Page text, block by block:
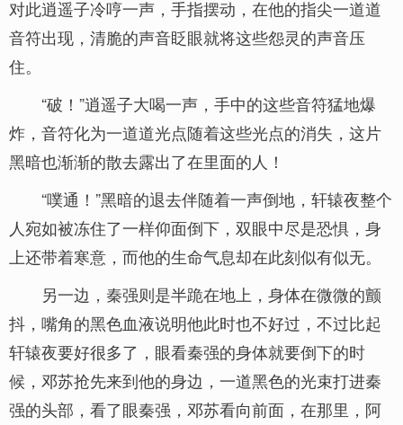
对此逍遥子冷哼一声，手指摆动，在他的指尖一道道
音符出现，清脆的声音眨眼就将这些怨灵的声音压
住。
“破！”逍遥子大喝一声，手中的这些音符猛地爆
炸，音符化为一道道光点随着这些光点的消失，这片
黑暗也渐渐的散去露出了在里面的人！
“噗通！”黑暗的退去伴随着一声倒地，轩辕夜整个
人宛如被冻住了一样仰面倒下，双眼中尽是恐惧，身
上还带着寒意，而他的生命气息却在此刻似有似无。
另一边，秦强则是半跪在地上，身体在微微的颤
抖，嘴角的黑色血液说明他此时也不好过，不过比起
轩辕夜要好很多了，眼看秦强的身体就要倒下的时
候，邓苏抢先来到他的身边，一道黑色的光束打进秦
强的头部，看了眼秦强，邓苏看向前面，在那里，阿